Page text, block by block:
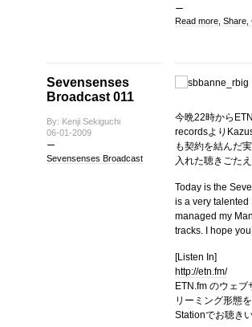
Read more, Share,
Sevensenses
Broadcast 011
By: Kenji Sekiguchi
06-01-2009
Sevensenses Broadcast
今晩22時から
recordsより
も契約を結んだ
入れた聴きごた
Today is the
is a very talented
managed my
tracks. I hope
[Listen In]
http://etn.fm/
ETN.fm のウェ
リーミング形態
Stationでお聴き